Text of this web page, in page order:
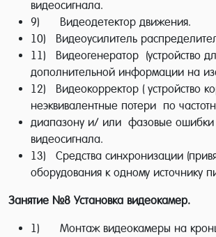
коммерческой фирмы, крупный
центр, учебное учреждение,
государственное предприятие
больница, обходится без
видеонаблюдения, которая
нашей безопасности и
обслуживания. Таким же
направлением является и
монтажника систем
как только квалифицированные
специалисты в области
видеосигнала.
9) Видеодетектор движения.
10) Видеоусилитель
11) Видеогенератор (устройство
дополнительной информации на
12) Видеокорректор ( устройство
неэквивалентные потери по
диапазону и/ или фазовые
видеосигнала.
13) Средства синхронизации
оборудования к одному источнику
Занятие №8 Установка видеокамер.
1) Монтаж видеокамеры на